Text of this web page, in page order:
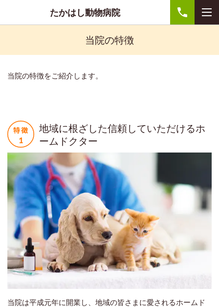
たかはし動物病院
当院の特徴
当院の特徴をご紹介 します。
地域に根ざした信頼していただけるホ
ームドクター
当院は平成元年に開業し、地域の皆さまに愛されるホームド